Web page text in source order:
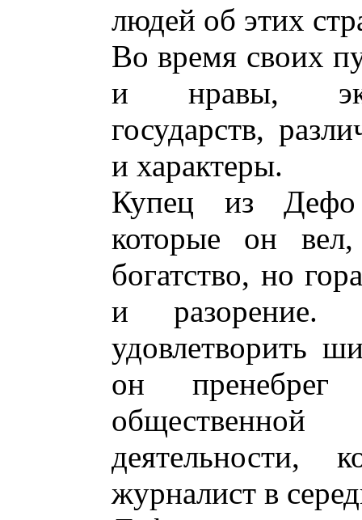
людей об этих
Во время своих
и нравы,
государств,
и характеры.
Купец из
которые он
богатство, но
и разорение.
удовлетворить
он
журналист в